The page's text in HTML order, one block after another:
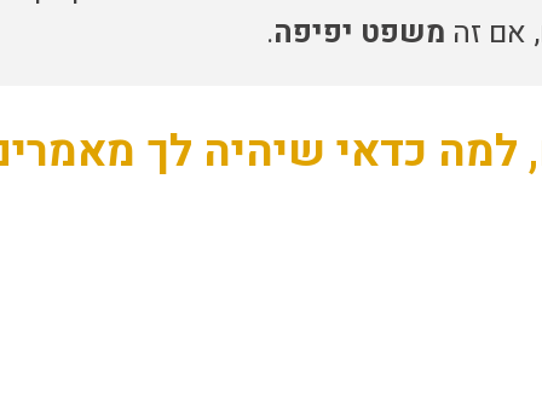
אם זה משפט יפיפה.
למה כדאי שיהיה לך